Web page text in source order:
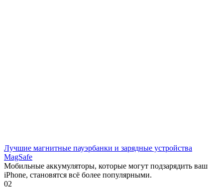
Лучшие магнитные пауэрбанки и зарядные устройства
MagSafe
Мобильные аккумуляторы, которые могут подзарядить ваш
iPhone, становятся всё более популярными.
02